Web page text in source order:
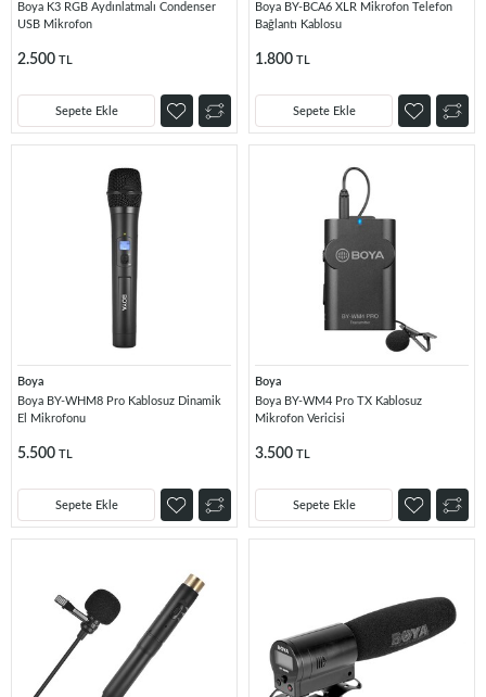
Boya K3 RGB Aydınlatmalı Condenser
USB Mikrofon
2.500 TL
Sepete Ekle
Boya BY-BCA6 XLR Mikrofon Telefon
Bağlantı Kablosu
1.800 TL
Sepete Ekle
Boya
Boya BY-WHM8 Pro Kablosuz Dinamik
El Mikrofonu
5.500 TL
Sepete Ekle
Boya
Boya BY-WM4 Pro TX Kablosuz
Mikrofon Vericisi
3.500 TL
Sepete Ekle